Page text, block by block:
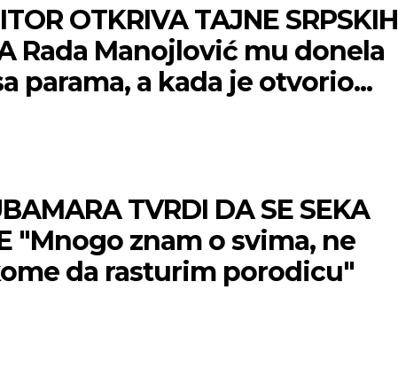
OTKRIVA TAJNE SRPSKIH
Rada Manojlović mu donela
parama, a kada je otvorio...
TVRDI DA SE SEKA
"Mnogo znam o svima, ne
da rasturim porodicu"